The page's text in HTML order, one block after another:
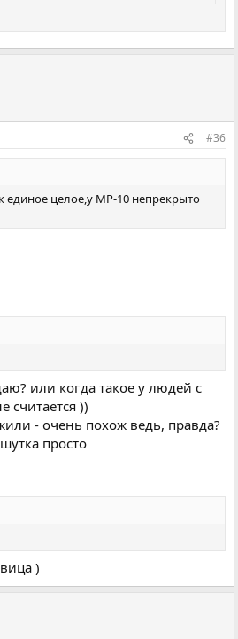
#36
единое целое,у МР-10 непрекрыто
или когда такое у людей с
считается ))
- очень похож ведь, правда?
просто
)